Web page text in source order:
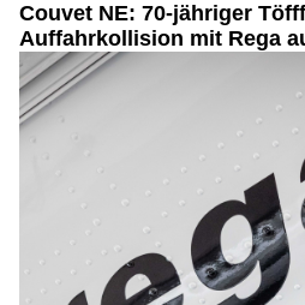
Couvet NE: 70-jähriger
Auffahrkollision mit Rega